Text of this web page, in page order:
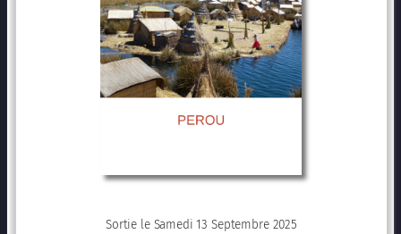
Sortie le Samedi 13 Septembre 2025